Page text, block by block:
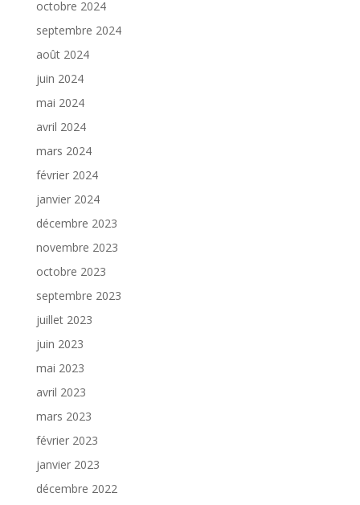
octobre 2024
septembre 2024
août 2024
juin 2024
mai 2024
avril 2024
mars 2024
février 2024
janvier 2024
décembre 2023
novembre 2023
octobre 2023
septembre 2023
juillet 2023
juin 2023
mai 2023
avril 2023
mars 2023
février 2023
janvier 2023
décembre 2022